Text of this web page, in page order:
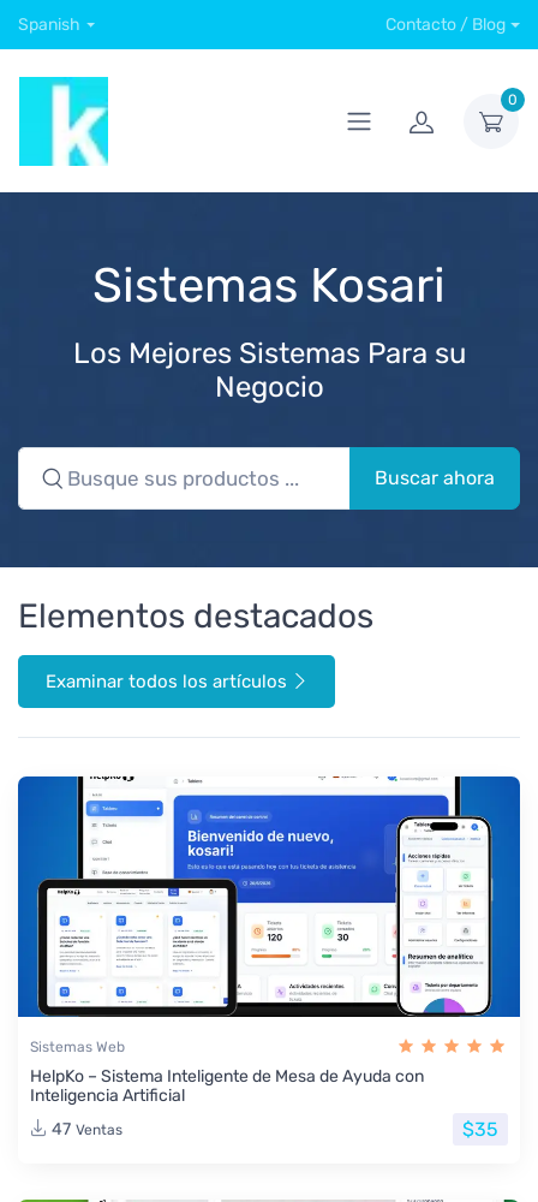
Spanish Contacto / Blog
0
Sistemas Kosari
Los Mejores Sistemas Para su
Negocio
Buscar ahora
Elementos destacados
Examinar todos los artículos
Sistemas Web
HelpKo – Sistema Inteligente de Mesa de Ayuda con
Inteligencia Artificial
47 Ventas $35